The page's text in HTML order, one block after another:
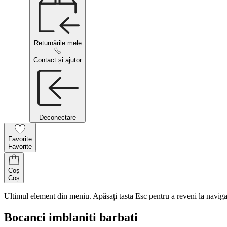
Returnările mele
Contact și ajutor
Deconectare
Favorite
Favorite
Coș
Coș
Ultimul element din meniu. Apăsați tasta Esc pentru a reveni la
Bocanci imblaniti barbati